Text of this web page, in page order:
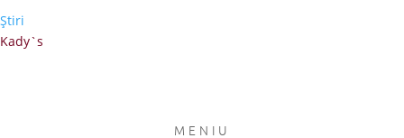
Ştiri
Kady`s
MENIU